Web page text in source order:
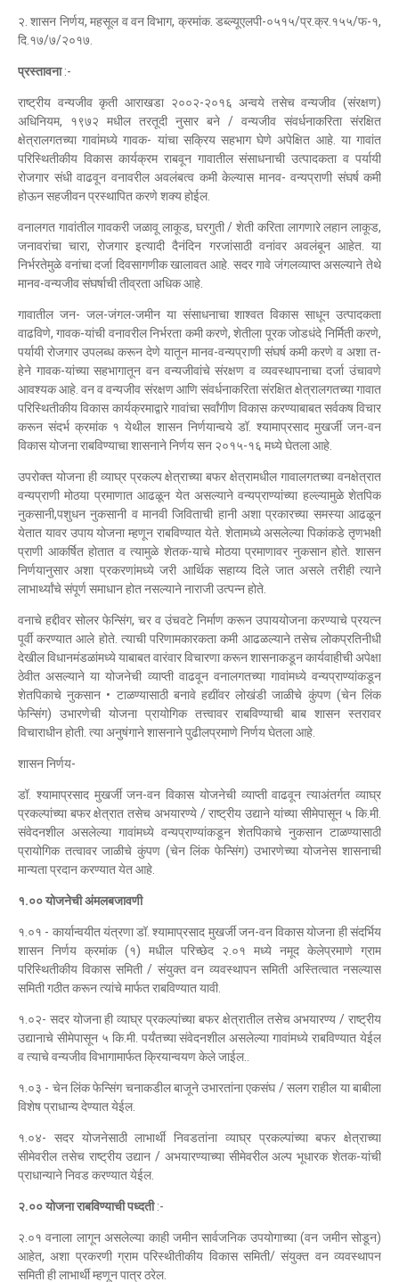
२. शासन निर्णय, महसूल व वन विभाग, क्रमांक. डब्ल्यूएलपी-०५१५/प्र.क्र.१५५/फ-१,
दि.१७/७/२०१७.
प्रस्तावना:-
राष्ट्रीय वन्यजीव कृती आराखडा २००२-२०१६ अन्वये तसेच वन्यजीव (संरक्षण)
अधिनियम, १९७२ मधील तरतूदी नुसार बने / वन्यजीव संवर्धनाकरिता संरक्षित
क्षेत्रालगतच्या गावांमध्ये गावक- यांचा सक्रिय सहभाग घेणे अपेक्षित आहे. या गावांत
परिस्थितीकीय विकास कार्यक्रम राबवून गावातील संसाधनाची उत्पादकता व पर्यायी
रोजगार संधी वाढवून वनावरील अवलंबत्व कमी केल्यास मानव- वन्यप्राणी संघर्ष कमी
होऊन सहजीवन प्रस्थापित करणे शक्य होईल.
वनालगत गावांतील गावकरी जळावू लाकूड, घरगुती / शेती करिता लागणारे लहान लाकूड,
जनावरांचा चारा, रोजगार इत्यादी दैनंदिन गरजांसाठी वनांवर अवलंबून आहेत. या
निर्भरतेमुळे वनांचा दर्जा दिवसागणीक खालावत आहे. सदर गावे जंगलव्याप्त असल्याने तेथे
मानव-वन्यजीव संघर्षाची तीव्रता अधिक आहे.
गावातील जन- जल-जंगल-जमीन या संसाधनाचा शाश्वत विकास साधून उत्पादकता
वाढविणे, गावक-यांची वनावरील निर्भरता कमी करणे, शेतीला पूरक जोडधंदे निर्मिती करणे,
पर्यायी रोजगार उपलब्ध करून देणे यातून मानव-वन्यप्राणी संघर्ष कमी करणे व अशा त-
हेने गावक-यांच्या सहभागातून वन वन्यजीवांचे संरक्षण व व्यवस्थापनाचा दर्जा उंचावणे
आवश्यक आहे. वन व वन्यजीव संरक्षण आणि संवर्धनाकरिता संरक्षित क्षेत्रालगतच्या गावात
परिस्थितीकीय विकास कार्यक्रमाद्वारे गावांचा सर्वांगीण विकास करण्याबाबत सर्वकष विचार
करून संदर्भ क्रमांक १ येथील शासन निर्णयान्वये डॉ. श्यामाप्रसाद मुखर्जी जन-वन
विकास योजना राबविण्याचा शासनाने निर्णय सन २०१५-१६ मध्ये घेतला आहे.
उपरोक्त योजना ही व्याघ्र प्रकल्प क्षेत्राच्या बफर क्षेत्रामधील गावालगतच्या वनक्षेत्रात
वन्यप्राणी मोठया प्रमाणात आढळून येत असल्याने वन्यप्राण्यांच्या हल्ल्यामुळे शेतपिक
नुकसानी,पशुधन नुकसानी व मानवी जिविताची हानी अशा प्रकारच्या समस्या आढळून
येतात यावर उपाय योजना म्हणून राबविण्यात येते. शेतामध्ये असलेल्या पिकांकडे तृणभक्षी
प्राणी आकर्षित होतात व त्यामुळे शेतक-याचे मोठया प्रमाणावर नुकसान होते. शासन
निर्णयानुसार अशा प्रकरणांमध्ये जरी आर्थिक सहाय्य दिले जात असले तरीही त्याने
लाभार्थ्यांचे संपूर्ण समाधान होत नसल्याने नाराजी उत्पन्न होते.
वनाचे हद्दीवर सोलर फेन्सिंग, चर व उंचवटे निर्माण करून उपाययोजना करण्याचे प्रयत्न
पूर्वी करण्यात आले होते. त्याची परिणामकारकता कमी आढळल्याने तसेच लोकप्रतिनीधी
देखील विधानमंडळांमध्ये याबाबत वारंवार विचारणा करून शासनाकडून कार्यवाहीची अपेक्षा
ठेवीत असल्याने या योजनेची व्याप्ती वाढवून वनालगतच्या गावांमध्ये वन्यप्राण्यांकडून
शेतपिकाचे नुकसान • टाळण्यासाठी बनावे हद्यींवर लोखंडी जाळीचे कुंपण (चेन लिंक
फेन्सिंग) उभारणेची योजना प्रायोगिक तत्त्वावर राबविण्याची बाब शासन स्तरावर
विचाराधीन होती. त्या अनुषंगाने शासनाने पुढीलप्रमाणे निर्णय घेतला आहे.
शासन निर्णय-
डॉ. श्यामाप्रसाद मुखर्जी जन-वन विकास योजनेची व्याप्ती वाढवून त्याअंतर्गत व्याघ्र
प्रकल्पांच्या बफर क्षेत्रात तसेच अभयारण्ये / राष्ट्रीय उद्याने यांच्या सीमेपासून ५ कि.मी.
संवेदनशील असलेल्या गावांमध्ये वन्यप्राण्यांकडून शेतपिकाचे नुकसान टाळण्यासाठी
प्रायोगिक तत्वावर जाळीचे कुंपण (चेन लिंक फेन्सिंग) उभारणेच्या योजनेस शासनाची
मान्यता प्रदान करण्यात येत आहे.
१.०० योजनेची अंमलबजावणी
१.०१ - कार्यान्वयीत यंत्रणा डॉ. श्यामाप्रसाद मुखर्जी जन-वन विकास योजना ही संदर्भिय
शासन निर्णय क्रमांक (१) मधील परिच्छेद २.०१ मध्ये नमूद केलेप्रमाणे ग्राम
परिस्थितीकीय विकास समिती / संयुक्त वन व्यवस्थापन समिती अस्तित्वात नसल्यास
समिती गठीत करून त्यांचे मार्फत राबविण्यात यावी.
१.०२- सदर योजना ही व्याघ्र प्रकल्पांच्या बफर क्षेत्रातील तसेच अभयारण्य / राष्ट्रीय
उद्यानाचे सीमेपासून ५ कि.मी. पर्यंतच्या संवेदनशील असलेल्या गावांमध्ये राबविण्यात येईल
व त्याचे वन्यजीव विभागामार्फत क्रियान्वयण केले जाईल..
१.०३ - चेन लिंक फेन्सिंग चनाकडील बाजूने उभारतांना एकसंघ / सलग राहील या बाबीला
विशेष प्राधान्य देण्यात येईल.
१.०४- सदर योजनेसाठी लाभार्थी निवडतांना व्याघ्र प्रकल्पांच्या बफर क्षेत्राच्या
सीमेवरील तसेच राष्ट्रीय उद्यान / अभयारण्याच्या सीमेवरील अल्प भूधारक शेतक-यांची
प्राधान्याने निवड करण्यात येईल.
२.०० योजना राबविण्याची पध्दती:-
२.०१ वनाला लागून असलेल्या काही जमीन सार्वजनिक उपयोगाच्या (वन जमीन सोडून)
आहेत, अशा प्रकरणी ग्राम परिस्थीतीकीय विकास समिती/ संयुक्त वन व्यवस्थापन
समिती ही लाभार्थी म्हणून पात्र ठरेल.